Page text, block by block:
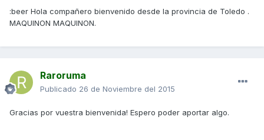
:beer Hola compañero bienvenido desde la provincia de Toledo .
MAQUINON MAQUINON.
Raroruma
Publicado 26 de Noviembre del 2015
Gracias por vuestra bienvenida! Espero poder aportar algo.